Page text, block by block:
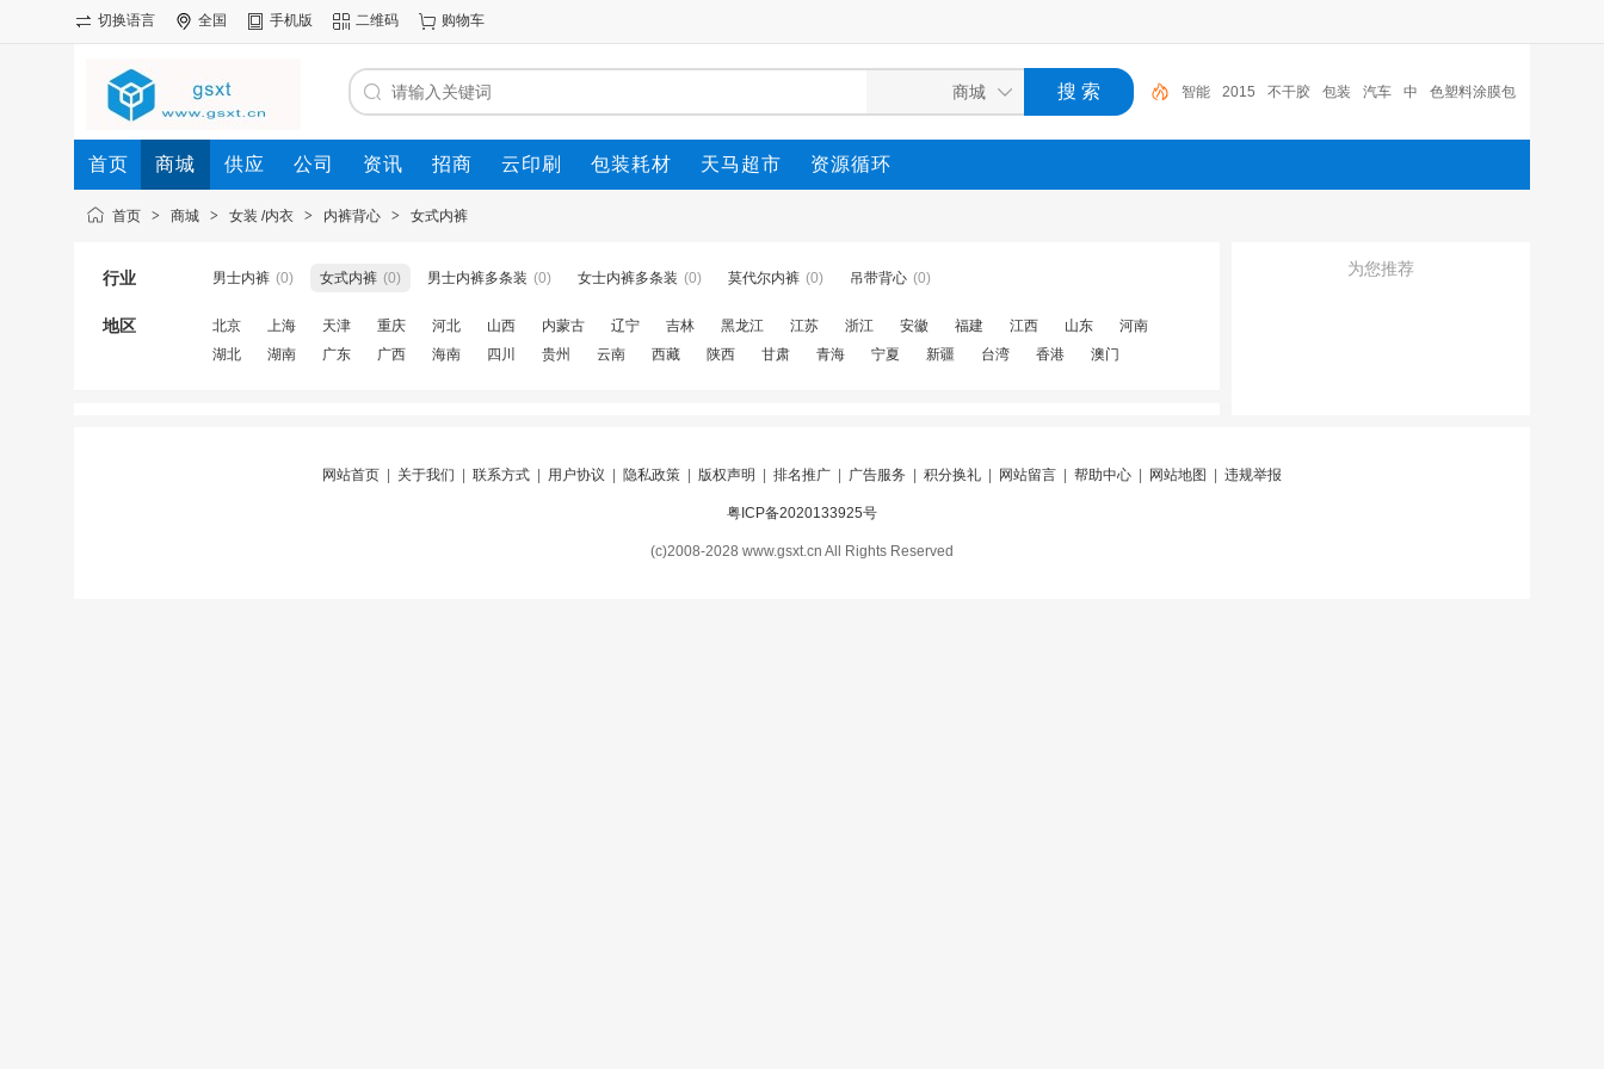
切换语言 全国 手机版 二维码 购物车
智能 2015 不干胶 包装 汽车 中 色塑料涂膜包
装条 深圳市 广东 布料
首页 商城 供应 公司 资讯 招商 云印刷 包装耗材 天马超市 资源循环
首页 > 商城 > 女装 /内衣 > 内裤背心 > 女式内裤
行业 ​男士内裤 (0) 女式内裤 (0) 男士内裤多条装 (0) 女士内裤多条装 (0) 莫代尔内裤 (0) 吊带背心 (0)
地区 北京 上海 天津 重庆 河北 山西 内蒙古 辽宁 吉林 黑龙江 江苏 浙江 安徽 福建 江西 山东
河南
湖北
湖南 广东 广西 海南 四川 贵州 云南 西藏 陕西 甘肃 青海 宁夏 新疆 台湾 香港 澳门
为您推荐
网站首页 关于我们 联系方式 用户协议 隐私政策 版权声明 排名推广 广告服务 积分换礼 网站留言 帮助中心 网站地图 违规举报
粤ICP备2020133925号
(c)2008-2028 www.gsxt.cn All Rights Reserved